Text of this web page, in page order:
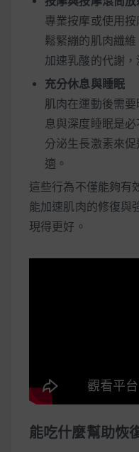
專業按摩或使用
鬆緊繃的肌肉纖
加速乳酸的代謝，
充分休息與睡眠
肌肉在運動後需
息與深度睡眠是
分泌生長激素來
適。
這些行為不僅能夠有
能加速肌肉的修復與
現得更好。
能吃什麼幫助恢